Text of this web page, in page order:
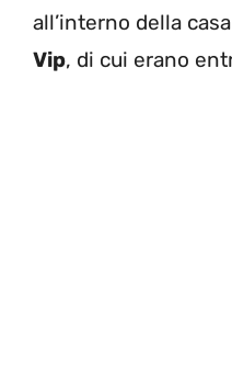
all’interno della
Vip, di cui erano